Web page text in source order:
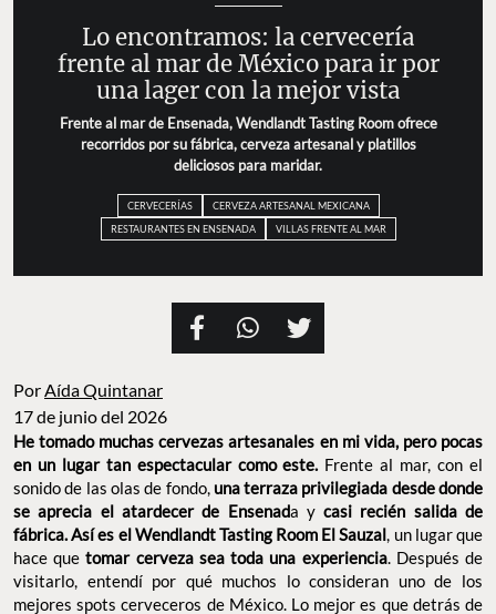
Lo encontramos: la cervecería frente al mar
de México para ir por una lager con la
mejor vista
Frente al mar de Ensenada, Wendlandt Tasting Room
ofrece recorridos por su fábrica, cerveza artesanal y
platillos deliciosos para maridar.
CERVECERÍAS
CERVEZA ARTESANAL MEXICANA
RESTAURANTES EN ENSENADA
VILLAS FRENTE AL MAR
PorAída Quintanar
17 de junio del 2026
He tomado muchas cervezas artesanales en mi vida, pero
pocas en un lugar tan espectacular como este.Frente al mar,
con el sonido de las olas de fondo,una terraza privilegiada
desde donde se aprecia el atardecer de Ensenada ycasi
recién salida de fábrica. Así es el Wendlandt Tasting Room
El Sauzal, un lugar que hace quetomar cerveza sea toda una